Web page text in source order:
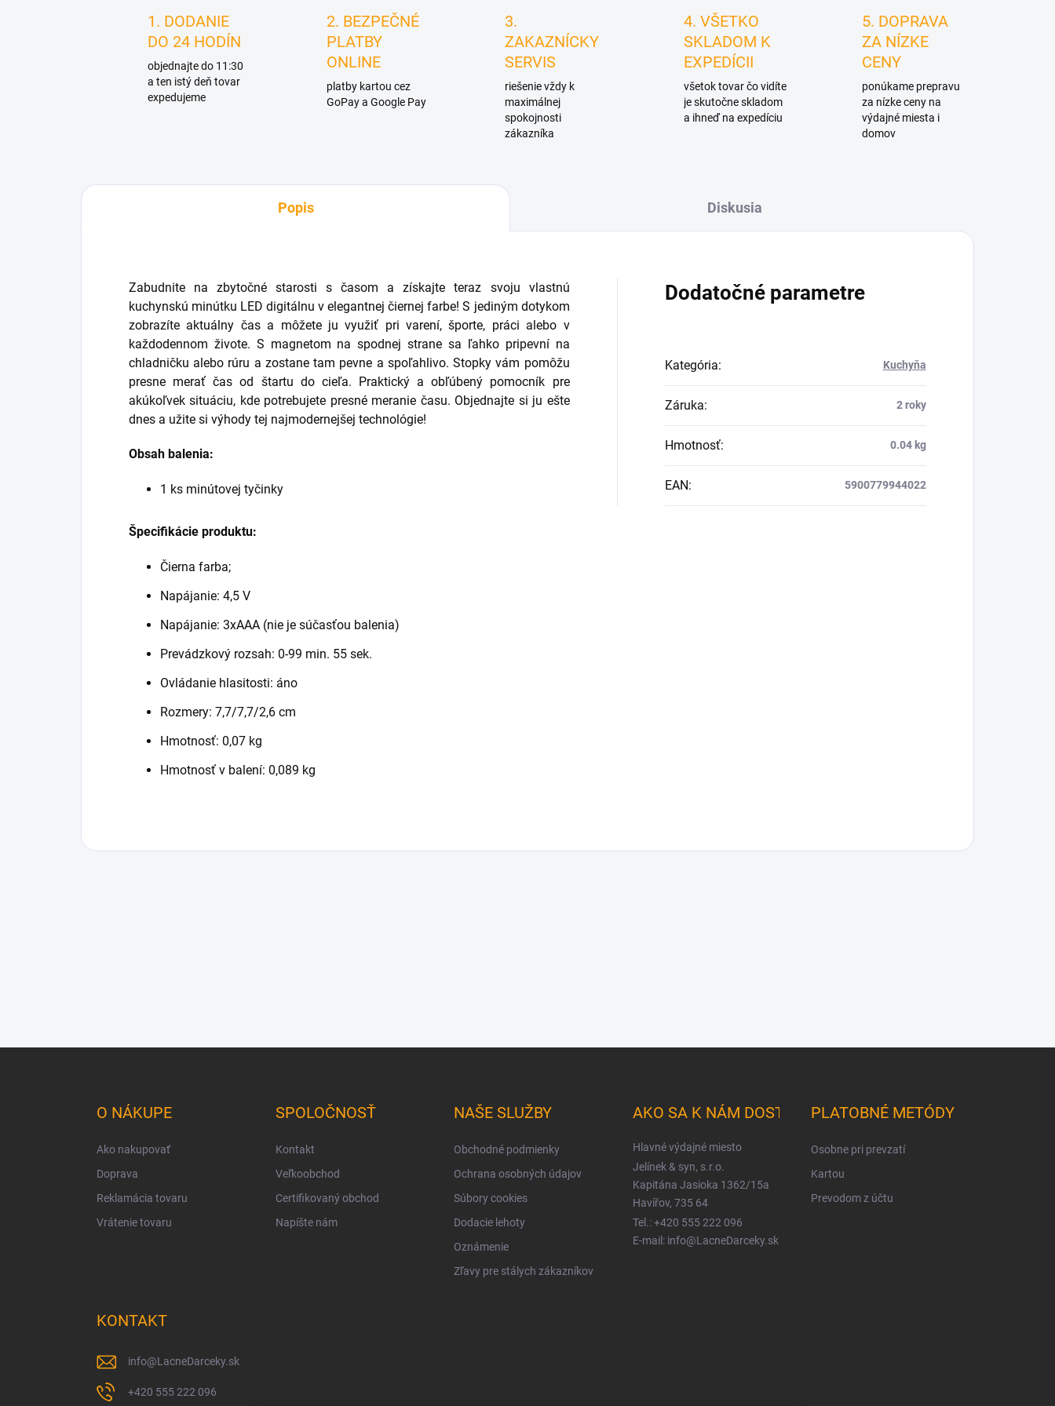
1. DODANIE
DO 24 HODÍN
objednajte do 11:30
a ten istý deň tovar
expedujeme
2. BEZPEČNÉ
PLATBY
ONLINE
platby kartou cez
GoPay a Google Pay
3.
ZAKAZNÍCKY
SERVIS
riešenie vždy k
maximálnej
spokojnosti
zákazníka
4. VŠETKO
SKLADOM K
EXPEDÍCII
všetok tovar čo vidíte
je skutočne skladom
a ihneď na expedíciu
5. DOPRAVA
ZA NÍZKE
CENY
ponúkame prepravu
za nízke ceny na
výdajné miesta i
domov
Popis Diskusia
Zabudnite na zbytočné starosti s časom a získajte teraz svoju vlastnú
kuchynskú minútku LED digitálnu v elegantnej čiernej farbe! S jediným dotykom
zobrazíte aktuálny čas a môžete ju využiť pri varení, športe, práci alebo v
každodennom živote. S magnetom na spodnej strane sa ľahko pripevní na
chladničku alebo rúru a zostane tam pevne a spoľahlivo. Stopky vám pomôžu
presne merať čas od štartu do cieľa. Praktický a obľúbený pomocník pre
akúkoľvek situáciu, kde potrebujete presné meranie času. Objednajte si ju ešte
dnes a užite si výhody tej najmodernejšej technológie!
Obsah balenia:
1 ks minútovej tyčinky
Špecifikácie produktu:
Čierna farba;
Napájanie: 4,5 V
Napájanie: 3xAAA (nie je súčasťou balenia)
Prevádzkový rozsah: 0-99 min. 55 sek.
Ovládanie hlasitosti: áno
Rozmery: 7,7/7,7/2,6 cm
Hmotnosť: 0,07 kg
Hmotnosť v balení: 0,089 kg
Dodatočné parametre
Kategória: Kuchyňa
Záruka: 2 roky
Hmotnosť: 0.04 kg
EAN: 5900779944022
O NÁKUPE
Ako nakupovať
Doprava
Reklamácia tovaru
Vrátenie tovaru
SPOLOČNOSŤ
Kontakt
Veľkoobchod
Certifikovaný obchod
Napíšte nám
NAŠE SLUŽBY
Obchodné podmienky
Ochrana osobných údajov
Súbory cookies
Dodacie lehoty
Oznámenie
Zľavy pre stálych zákazníkov
AKO SA K NÁM DOSTANETE
Hlavné výdajné miesto
Jelínek & syn, s.r.o.
Kapitána Jasioka 1362/15a
Havířov, 735 64
Tel.: +420 555 222 096
E-mail: info@LacneDarceky.sk
PLATOBNÉ METÓDY
Osobne pri prevzatí
Kartou
Prevodom z účtu
KONTAKT
info@LacneDarceky.sk
+420 555 222 096